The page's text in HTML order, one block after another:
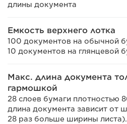
длины документа
Емкость верхнего лотка
100 документов на обычной
10 документов на глянцевой
Макс. длина документа
гармошкой
28 слоев бумаги плотностью
длина документа зависит от
28 раз больше ширины